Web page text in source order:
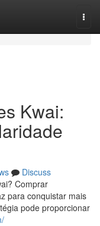
Kwai:
Discuss
Comprar
para conquistar mais
pode proporcionar